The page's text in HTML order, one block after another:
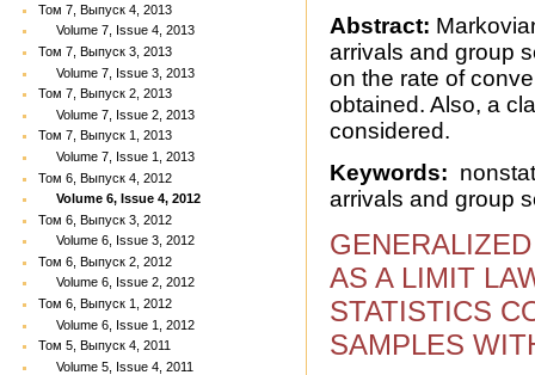
Том 7, Выпуск 4, 2013
Volume 7, Issue 4, 2013
Том 7, Выпуск 3, 2013
Volume 7, Issue 3, 2013
Том 7, Выпуск 2, 2013
Volume 7, Issue 2, 2013
Том 7, Выпуск 1, 2013
Volume 7, Issue 1, 2013
Том 6, Выпуск 4, 2012
Volume 6, Issue 4, 2012
Том 6, Выпуск 3, 2012
Volume 6, Issue 3, 2012
Том 6, Выпуск 2, 2012
Volume 6, Issue 2, 2012
Том 6, Выпуск 1, 2012
Volume 6, Issue 1, 2012
Том 5, Выпуск 4, 2011
Volume 5, Issue 4, 2011
Abstract:
arrivals and group
on the rate of
obtained. Also, a
considered.
Keywords:
arrivals and group
AS A LIMIT
STATISTICS
SAMPLES